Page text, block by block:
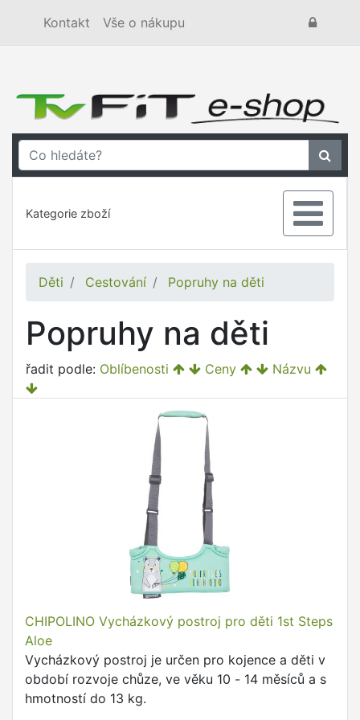
Kontakt Vše o nákupu
Kategorie zboží
Děti Cestování Popruhy na děti
Popruhy na děti
řadit podle: Oblíbenosti Ceny Názvu
CHIPOLINO Vycházkový postroj pro děti 1st Steps
Aloe
Vycházkový postroj je určen pro kojence a děti v
období rozvoje chůze, ve věku 10 - 14 měsíců a s
hmotností do 13 kg.